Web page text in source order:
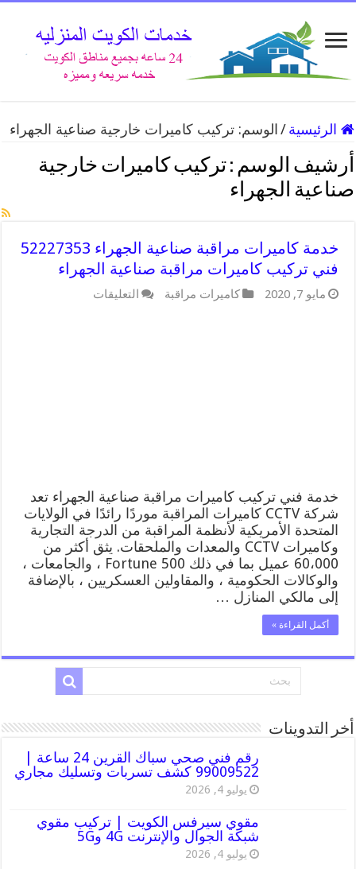
الرئيسية / الوسم:تركيب كاميرات خارجية صناعية الجهراء
أرشيف الوسم :تركيب كاميرات خارجية
صناعية الجهراء
خدمة كاميرات مراقبة صناعية الجهراء 52227353
فني تركيب كاميرات مراقبة صناعية الجهراء
مايو 7, 2020 كاميرات مراقبة التعليقات
خدمة فني تركيب كاميرات مراقبة صناعية الجهراء تعد
شركة CCTV كاميرات المراقبة موردًا رائدًا في الولايات
المتحدة الأمريكية لأنظمة المراقبة من الدرجة التجارية
وكاميرات CCTV والمعدات والملحقات. يثق أكثر من
60،000 عميل بما في ذلك Fortune 500 ، والجامعات ،
والوكالات الحكومية ، والمقاولين العسكريين ، بالإضافة
إلى مالكي المنازل …
أكمل القراءة »
أخر التدوينات
رقم فني صحي سباك القرين 24 ساعة |
99009522 كشف تسربات وتسليك مجاري
يوليو 4, 2026
مقوي سيرفس الكويت | تركيب مقوي
شبكة الجوال والإنترنت 4G و5G
يوليو 4, 2026